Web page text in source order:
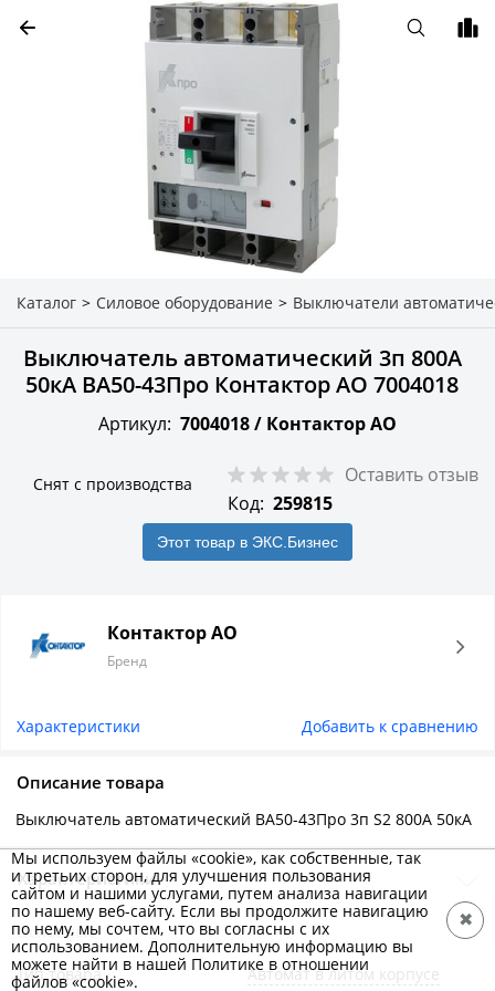
Каталог > Силовое оборудование > Выключатели
Выключатель автоматический 3п 800А
50кА ВА50-43Про Контактор АО 7004018
Артикул: 7004018 / Контактор АО
Снят с производства
Оставить отзыв
Код: 259815
Этот товар в ЭКС.Бизнес
Контактор АО
Бренд
Характеристики Добавить к сравнению
Описание товара
Выключатель автоматический ВА50-43Про 3п S2 800А 50кА
Характеристики
Основные
Тип товара
Автомат в литом корпусе
Мы используем файлы «cookie», как собственные, так
и третьих сторон, для улучшения пользования
сайтом и нашими услугами, путем анализа навигации
по нашему веб-сайту. Если вы продолжите навигацию
по нему, мы сочтем, что вы согласны с их
использованием. Дополнительную информацию вы
можете найти в нашей Политике в отношении
файлов «cookie».
✖